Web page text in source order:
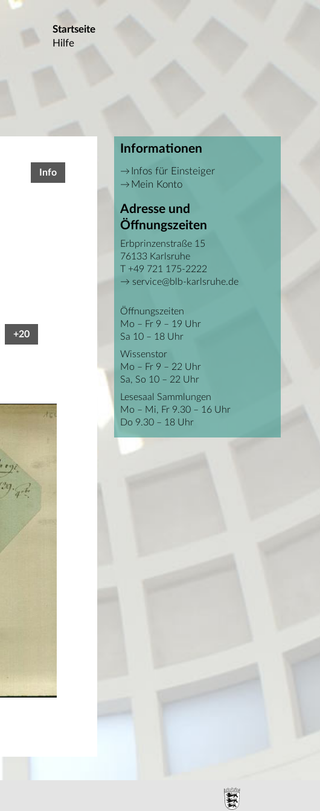
Startseite
Hilfe
Info
+20
Informationen
Infos für Einsteiger
Mein Konto
Adresse und
Öffnungszeiten
Erbprinzenstraße 15
76133 Karlsruhe
T +49 721 175-2222
service@blb-karlsruhe.de
Öffnungszeiten
Mo – Fr 9 – 19 Uhr
Sa 10 – 18 Uhr
Wissenstor
Mo – Fr 9 – 22 Uhr
Sa, So 10 – 22 Uhr
Lesesaal Sammlungen
Mo – Mi, Fr 9.30 – 16 Uhr
Do 9.30 – 18 Uhr